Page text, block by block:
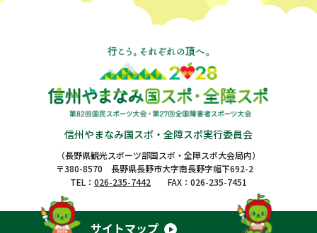
信州やまなみ国スポ・全障スポ実行委員会
（長野県観光スポーツ部国スポ・全障スポ大会局内）
〒380-8570 長野県長野市大字南長野字幅下692-2
TEL： 026-235-7442 FAX：026-235-7451
サイトマップ